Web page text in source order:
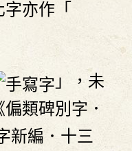
字亦作「
」，未
偏類碑別字．
新編．十三